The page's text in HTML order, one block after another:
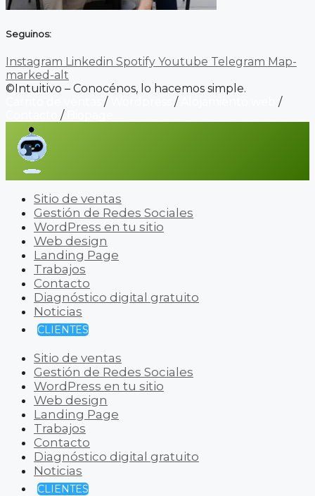
Seguinos:
Instagram Linkedin Spotify Youtube Telegram Map-
marked-alt
©Intuitivo – Conocénos, lo hacemos simple.
/ /
/
/
Sitio de ventas
Gestión de Redes Sociales
WordPress en tu sitio
Web design
Landing Page
Trabajos
Contacto
Diagnóstico digital gratuito
Noticias
CLIENTES
Sitio de ventas
Gestión de Redes Sociales
WordPress en tu sitio
Web design
Landing Page
Trabajos
Contacto
Diagnóstico digital gratuito
Noticias
CLIENTES